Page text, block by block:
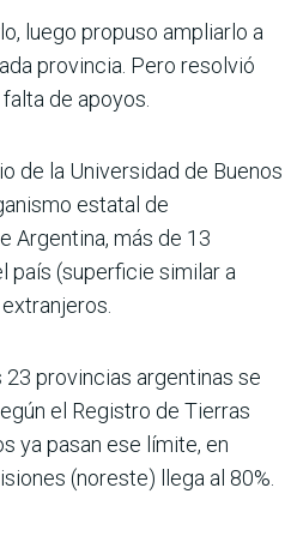
luego propuso ampliarlo a
provincia. Pero resolvió
de apoyos.
de la Universidad de Buenos
estatal de
Argentina, más de 13
país (superficie similar a
23 provincias argentinas se
el Registro de Tierras
ya pasan ese límite, en
(noreste) llega al 80%.